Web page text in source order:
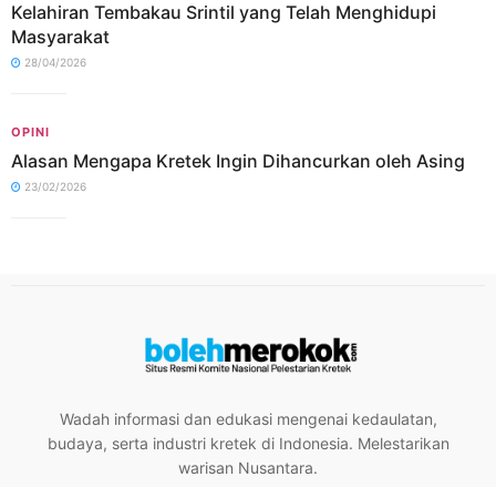
Kelahiran Tembakau Srintil yang Telah Menghidupi
Masyarakat
28/04/2026
OPINI
Alasan Mengapa Kretek Ingin Dihancurkan oleh Asing
23/02/2026
Wadah informasi dan edukasi mengenai kedaulatan,
budaya, serta industri kretek di Indonesia. Melestarikan
warisan Nusantara.